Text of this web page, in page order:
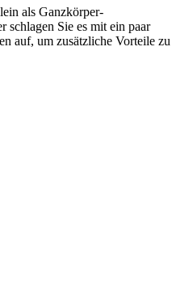
als Ganzkörper-
schlagen Sie es mit ein paar
auf, um zusätzliche Vorteile zu